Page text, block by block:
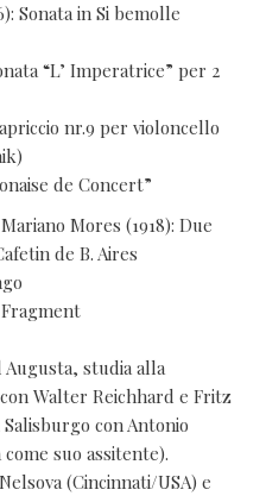
Sonata in Si bemolle
“L’ Imperatrice” per 2
nr.9 per violoncello
de Concert”
Mores (1918): Due
de B. Aires
Fragment
Augusta, studia alla
Walter Reichhard e Fritz
con Antonio
come suo assitente).
(Cincinnati/USA) e